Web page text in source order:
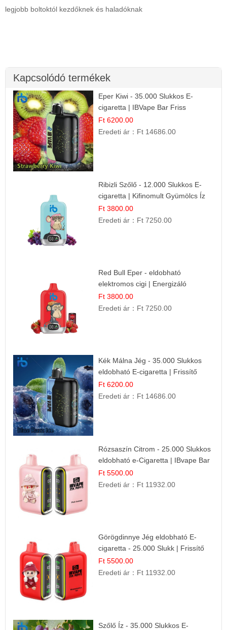
legjobb boltoktól kezdőknek és haladóknak
Kapcsolódó termékek
Eper Kiwi - 35.000 Slukkos E-
cigaretta | IBVape Bar Friss
Gyümölcs Ízek
Ft 6200.00
Eredeti ár： Ft 14686.00
Ribizli Szőlő - 12.000 Slukkos E-
cigaretta | Kifinomult Gyümölcs Íz
Ft 3800.00
Eredeti ár： Ft 7250.00
Red Bull Eper - eldobható
elektromos cigi | Energizáló
Gyümölcs Íz
Ft 3800.00
Eredeti ár： Ft 7250.00
Kék Málna Jég - 35.000 Slukkos
eldobható E-cigaretta | Frissítő
Ízélmény
Ft 6200.00
Eredeti ár： Ft 14686.00
Rózsaszín Citrom - 25.000 Slukkos
eldobható e-Cigaretta | IBvape Bar
Ft 5500.00
Eredeti ár： Ft 11932.00
Görögdinnye Jég eldobható E-
cigaretta - 25.000 Slukk | Frissítő
Nyári Íz
Ft 5500.00
Eredeti ár： Ft 11932.00
Szőlő Íz - 35.000 Slukkos E-